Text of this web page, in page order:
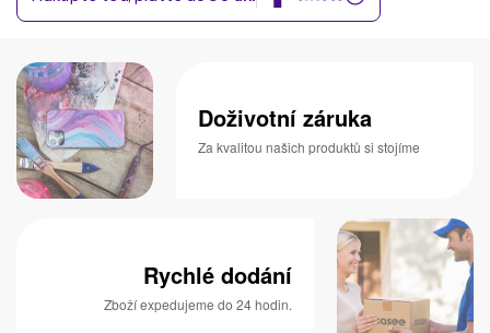
Doživotní záruka
Za kvalitou našich produktů si stojíme
Rychlé dodání
Zboží expedujeme do 24 hodin.